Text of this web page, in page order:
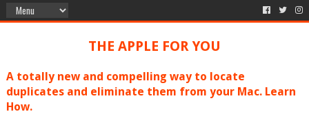
THE APPLE FOR YOU
A totally new and compelling way to locate
duplicates and eliminate them from your Mac. Learn
How.